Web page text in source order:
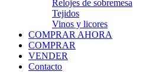
Relojes de sobremesa
Tejidos
Vinos y licores
COMPRAR AHORA
COMPRAR
VENDER
Contacto